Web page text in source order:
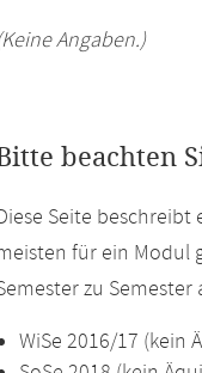
Angaben.)
beachten
Seite
für ein Modul
zu
WiSe 2016/17 (kein